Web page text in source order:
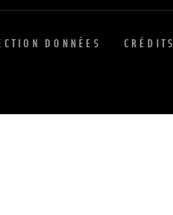
DONNÉES CRÉDITS